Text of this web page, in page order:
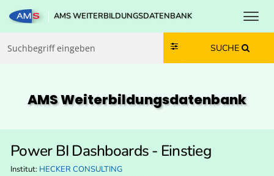
Zum Inhalt springen
Zum Navmenü springen
Zur Suche springen
Zur Footer springen
AMS WEITERBILDUNGSDATENBANK
SUCHE
AMS Weiterbildungs­datenbank
Power BI Dashboards - Einstieg
Institut: HECKER CONSULTING